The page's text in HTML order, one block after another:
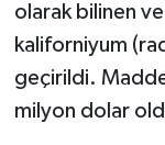
olarak bilinen ve
kaliforniyum
geçirildi.
milyon dolar